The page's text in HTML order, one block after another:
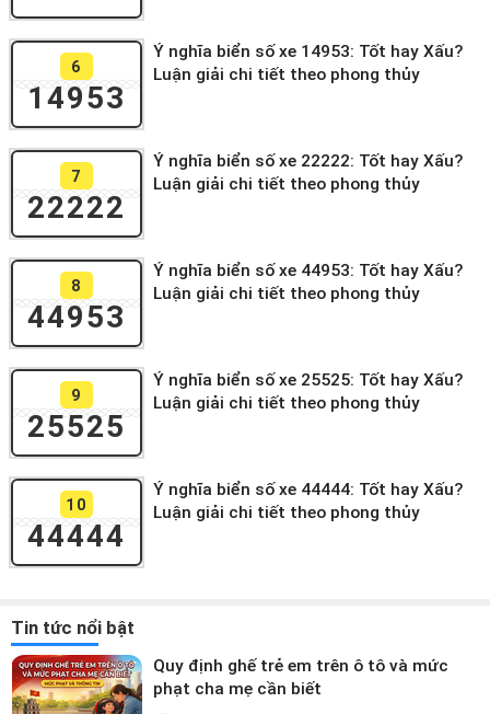
6
14953
Ý nghĩa biển số xe 14953: Tốt hay Xấu?
Luận giải chi tiết theo phong thủy
7
22222
Ý nghĩa biển số xe 22222: Tốt hay Xấu?
Luận giải chi tiết theo phong thủy
8
44953
Ý nghĩa biển số xe 44953: Tốt hay Xấu?
Luận giải chi tiết theo phong thủy
9
25525
Ý nghĩa biển số xe 25525: Tốt hay Xấu?
Luận giải chi tiết theo phong thủy
10
44444
Ý nghĩa biển số xe 44444: Tốt hay Xấu?
Luận giải chi tiết theo phong thủy
Tin tức nổi bật
Quy định ghế trẻ em trên ô tô và mức
phạt cha mẹ cần biết